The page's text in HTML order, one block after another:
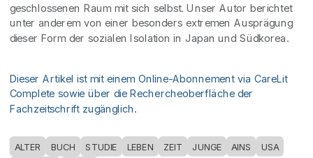
geschlossenen Raum mit sich selbst. Unser Autor berichtet
unter anderem von einer besonders extremen Ausprägung
dieser Form der sozialen Isolation in Japan und Südkorea.
Dieser Artikel ist mit einem Online-Abonnement via CareLit
Complete sowie über die Rechercheoberfläche der
Fachzeitschrift zugänglich.
ALTER BUCH STUDIE LEBEN ZEIT JUNGE AINS USA